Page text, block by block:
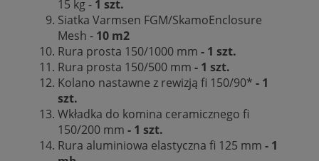
15 kg - 1 szt.
Siatka Varmsen FGM/SkamoEnclosure
Mesh - 10 m2
Rura prosta 150/1000 mm - 1 szt.
Rura prosta 150/500 mm - 1 szt.
Kolano nastawne z rewizją fi 150/90* - 1
szt.
Wkładka do komina ceramicznego fi
150/200 mm - 1 szt.
Rura aluminiowa elastyczna fi 125 mm - 1